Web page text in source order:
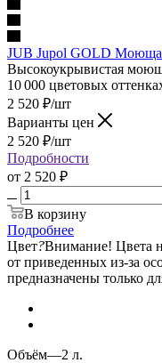
JUB Jupol GOLD
Высокоукрывистая
10 000 цветовых
2 520 ₽/шт
Варианты цен
2 520 ₽/шт
Подробности
от 2 520 ₽
В корзину
Подробнее
Цвет?Внимание! Цвета
от приведенных из-за
предназначены только
Объём—2 л.